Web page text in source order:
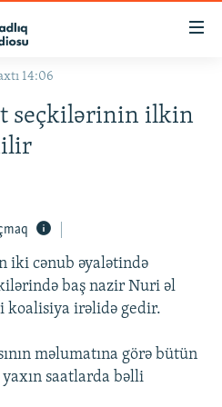
14:06
seçkilərinin ilkin
iki cənub əyalətində
baş nazir Nuri əl
irəlidə gedir.
məlumatına görə bütün
saatlarda bəlli